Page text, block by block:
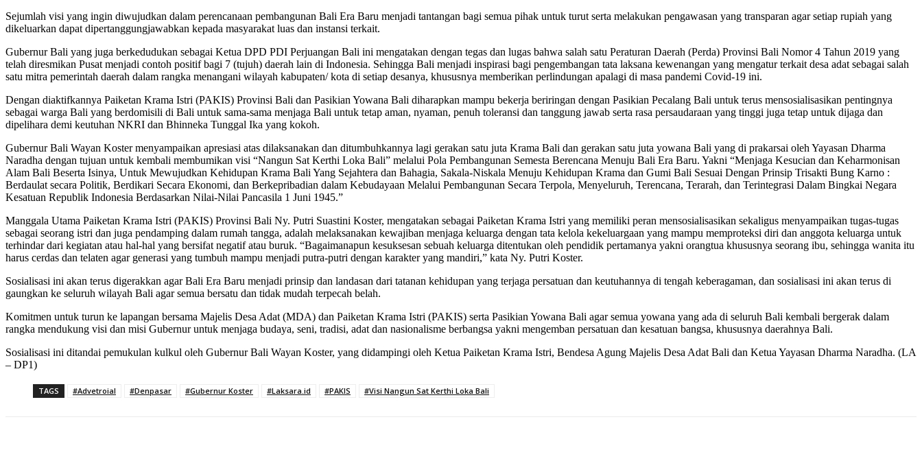
Sejumlah visi yang ingin diwujudkan dalam perencanaan pembangunan Bali Era Baru menjadi tantangan bagi semua pihak untuk turut serta melakukan pengawasan yang transparan agar setiap rupiah yang
dikeluarkan dapat dipertanggungjawabkan kepada masyarakat luas dan instansi terkait.
Gubernur Bali yang juga berkedudukan sebagai Ketua DPD PDI Perjuangan Bali ini mengatakan dengan tegas dan lugas bahwa salah satu Peraturan Daerah (Perda) Provinsi Bali Nomor 4 Tahun 2019 yang
telah diresmikan Pusat menjadi contoh positif bagi 7 (tujuh) daerah lain di Indonesia. Sehingga Bali menjadi inspirasi bagi pengembangan tata laksana kewenangan yang mengatur terkait desa adat sebagai salah
satu mitra pemerintah daerah dalam rangka menangani wilayah kabupaten/ kota di setiap desanya, khususnya memberikan perlindungan apalagi di masa pandemi Covid-19 ini.
Dengan diaktifkannya Paiketan Krama Istri (PAKIS) Provinsi Bali dan Pasikian Yowana Bali diharapkan mampu bekerja beriringan dengan Pasikian Pecalang Bali untuk terus mensosialisasikan pentingnya
sebagai warga Bali yang berdomisili di Bali untuk sama-sama menjaga Bali untuk tetap aman, nyaman, penuh toleransi dan tanggung jawab serta rasa persaudaraan yang tinggi juga tetap untuk dijaga dan
dipelihara demi keutuhan NKRI dan Bhinneka Tunggal Ika yang kokoh.
Gubernur Bali Wayan Koster menyampaikan apresiasi atas dilaksanakan dan ditumbuhkannya lagi gerakan satu juta Krama Bali dan gerakan satu juta yowana Bali yang di prakarsai oleh Yayasan Dharma
Naradha dengan tujuan untuk kembali membumikan visi “Nangun Sat Kerthi Loka Bali” melalui Pola Pembangunan Semesta Berencana Menuju Bali Era Baru. Yakni “Menjaga Kesucian dan Keharmonisan
Alam Bali Beserta Isinya, Untuk Mewujudkan Kehidupan Krama Bali Yang Sejahtera dan Bahagia, Sakala-Niskala Menuju Kehidupan Krama dan Gumi Bali Sesuai Dengan Prinsip Trisakti Bung Karno :
Berdaulat secara Politik, Berdikari Secara Ekonomi, dan Berkepribadian dalam Kebudayaan Melalui Pembangunan Secara Terpola, Menyeluruh, Terencana, Terarah, dan Terintegrasi Dalam Bingkai Negara
Kesatuan Republik Indonesia Berdasarkan Nilai-Nilai Pancasila 1 Juni 1945.”
Manggala Utama Paiketan Krama Istri (PAKIS) Provinsi Bali Ny. Putri Suastini Koster, mengatakan sebagai Paiketan Krama Istri yang memiliki peran mensosialisasikan sekaligus menyampaikan tugas-tugas
sebagai seorang istri dan juga pendamping dalam rumah tangga, adalah melaksanakan kewajiban menjaga keluarga dengan tata kelola kekeluargaan yang mampu memproteksi diri dan anggota keluarga untuk
terhindar dari kegiatan atau hal-hal yang bersifat negatif atau buruk. “Bagaimanapun kesuksesan sebuah keluarga ditentukan oleh pendidik pertamanya yakni orangtua khususnya seorang ibu, sehingga wanita itu
harus cerdas dan telaten agar generasi yang tumbuh mampu menjadi putra-putri dengan karakter yang mandiri,” kata Ny. Putri Koster.
Sosialisasi ini akan terus digerakkan agar Bali Era Baru menjadi prinsip dan landasan dari tatanan kehidupan yang terjaga persatuan dan keutuhannya di tengah keberagaman, dan sosialisasi ini akan terus di
gaungkan ke seluruh wilayah Bali agar semua bersatu dan tidak mudah terpecah belah.
Komitmen untuk turun ke lapangan bersama Majelis Desa Adat (MDA) dan Paiketan Krama Istri (PAKIS) serta Pasikian Yowana Bali agar semua yowana yang ada di seluruh Bali kembali bergerak dalam
rangka mendukung visi dan misi Gubernur untuk menjaga budaya, seni, tradisi, adat dan nasionalisme berbangsa yakni mengemban persatuan dan kesatuan bangsa, khususnya daerahnya Bali.
Sosialisasi ini ditandai pemukulan kulkul oleh Gubernur Bali Wayan Koster, yang didampingi oleh Ketua Paiketan Krama Istri, Bendesa Agung Majelis Desa Adat Bali dan Ketua Yayasan Dharma Naradha. (LA
– DP1)
TAGS #Advetroial #Denpasar #Gubernur Koster #Laksara.id #PAKIS #Visi Nangun Sat Kerthi Loka Bali